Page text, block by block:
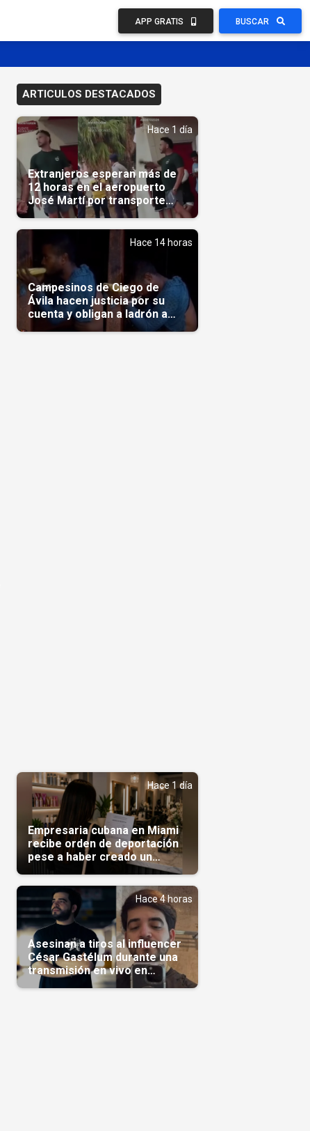
APP GRATIS BUSCAR
ARTICULOS DESTACADOS
Hace 1 día
Extranjeros esperan más de
12 horas en el aeropuerto
José Martí por transporte
reservado semanas
antes(Video)
Hace 14 horas
Campesinos de Ciego de
Ávila hacen justicia por su
cuenta y obligan a ladrón a
comerse el maíz robado
Hace 1 día
Empresaria cubana en Miami
recibe orden de deportación
pese a haber creado un
Hace 4 horas
Asesinan a tiros al influencer
César Gastélum durante una
transmisión en vivo en
Sinaloa(Video)